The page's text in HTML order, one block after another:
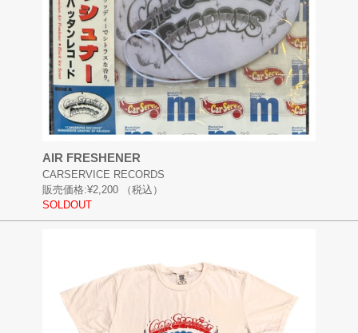
AIR FRESHENER
CARSERVICE RECORDS
販売価格:¥2,200
（税込）
SOLDOUT